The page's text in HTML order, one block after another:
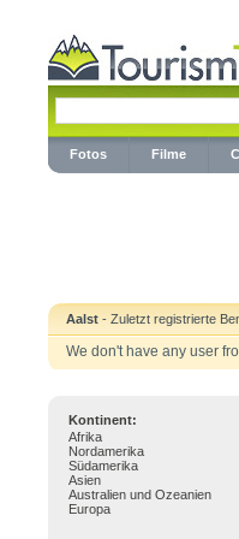
Fotos Filme
Aalst - Zuletzt registrierte
We don't have any user
Kontinent:
Afrika
Nordamerika
Südamerika
Asien
Australien und Ozeanien
Europa